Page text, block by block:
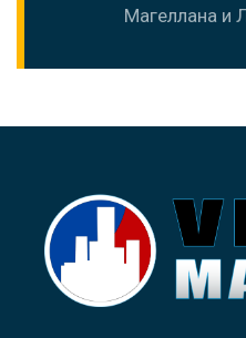
Магеллана и